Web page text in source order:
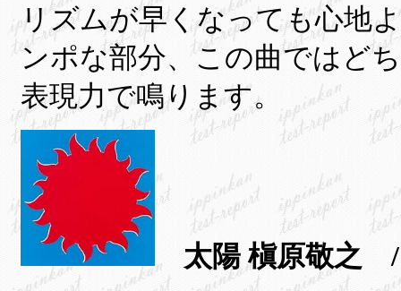
リズムが早くなっても心地
ンポな部分、この曲ではど
表現力で鳴ります。
太陽 槇原敬之